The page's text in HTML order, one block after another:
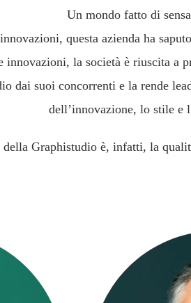
Un mondo fatto di
questa azienda ha
innovazioni, la società è riuscita a
dai suoi concorrenti e la rende
dell’innovazione, lo stile e
Graphistudio è, infatti, la